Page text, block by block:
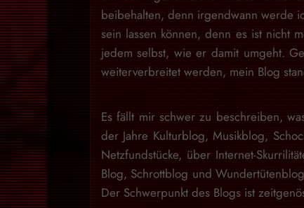
beibehalten, denn irgendwann werde
sein lassen können, denn es ist nicht
jedem selbst, wie er damit umgeht.
weiterverbreitet werden, mein Blog
Es fällt mir schwer zu beschreiben,
der Jahre Kulturblog, Musikblog,
Netzfundstücke, über Internet-
Blog, Schrottblog und
Der Schwerpunkt des Blogs ist